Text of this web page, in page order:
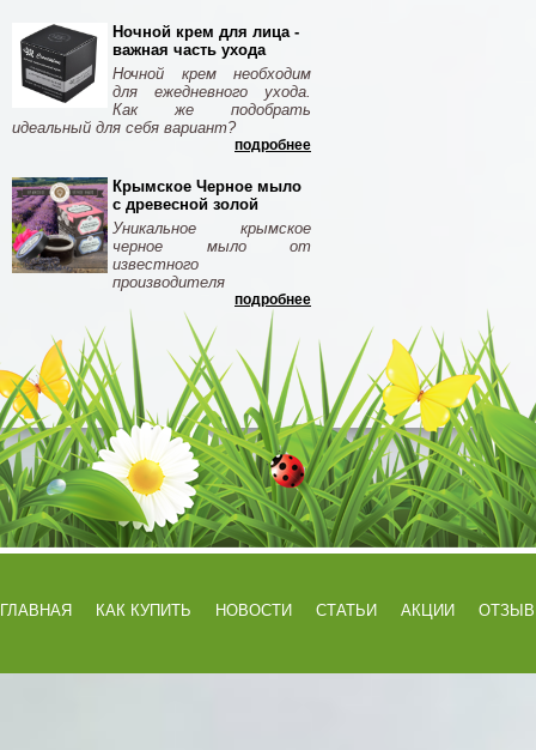
Ночной крем для лица -
важная часть ухода
Ночной крем необходим
для ежедневного ухода.
Как же подобрать
идеальный для себя вариант?
подробнее
Крымское Черное мыло
с древесной золой
Уникальное крымское
черное мыло от
известного
производителя
подробнее
ГЛАВНАЯ КАК КУПИТЬ НОВОСТИ СТАТЬИ АКЦИИ